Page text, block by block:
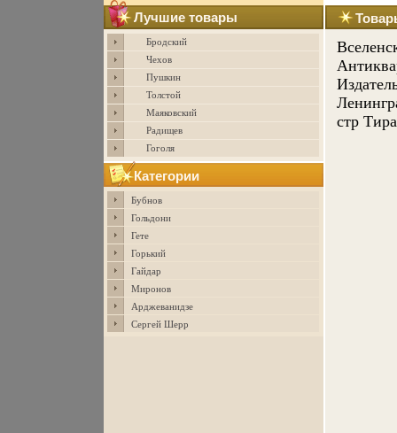
Лучшие товары
Бродский
Чехов
Пушкин
Толстой
Маяковский
Радищев
Гоголя
Категории
Бубнов
Гольдони
Гете
Горький
Гайдар
Миронов
Арджеванидзе
Сергей Шерр
стр